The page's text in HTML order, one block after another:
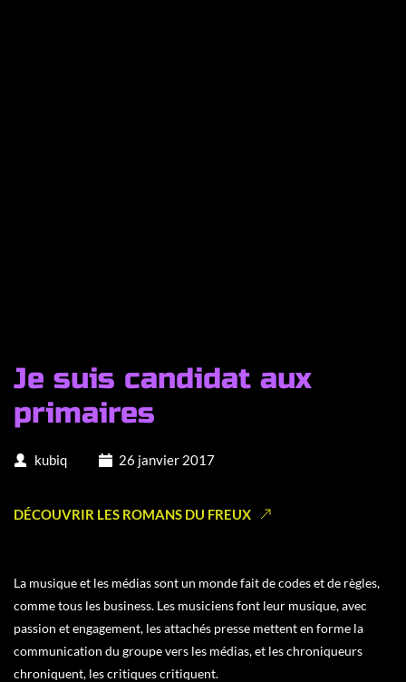
Je suis candidat aux
primaires
kubiq 26 janvier 2017
DÉCOUVRIR LES ROMANS DU FREUX
La musique et les médias sont un monde fait de codes et de règles,
comme tous les business. Les musiciens font leur musique, avec
passion et engagement, les attachés presse mettent en forme la
communication du groupe vers les médias, et les chroniqueurs
chroniquent, les critiques critiquent.